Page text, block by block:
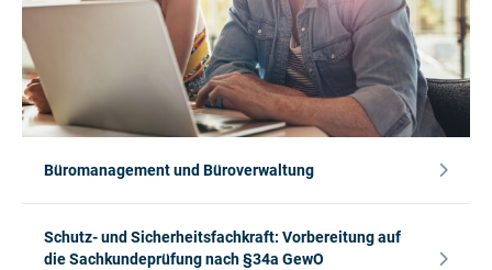
Büromanagement und Büroverwaltung
Schutz- und Sicherheitsfachkraft: Vorbereitung auf
die Sachkundeprüfung nach §34a GewO